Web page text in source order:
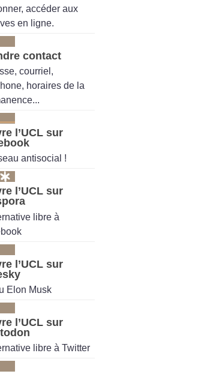
accéder aux
en ligne.
contact
courriel,
horaires de la
l’UCL sur
antisocial !
l’UCL sur
libre à
l’UCL sur
Elon Musk
l’UCL sur
libre à Twitter